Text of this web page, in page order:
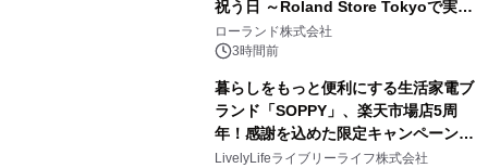
祝う日 ～Roland Store Tokyoで実機
を展示しての 記念キャンペーンを開
催 英国ラジオ「NTS」の 特別プログ
アーティストを フィーチャーしたアニ
メーションを公開～
ローランド株式会社
3時間前
暮らしをもっと便利にする生活家電ブ
ランド「SOPPY」、楽天市場店5周
年！感謝を込めた限定キャンペーンを
8月10日より開催
LivelyLifeライブリーライフ株式会社